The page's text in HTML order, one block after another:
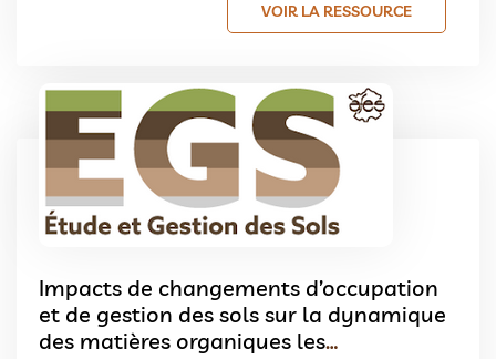
VOIR LA RESSOURCE
Impacts de changements d’occupation
et de gestion des sols sur la dynamique
des matières organiques les